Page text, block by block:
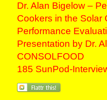
Dr. Alan Bigelow –
Cookers in the Solar
Performance
Presentation by Dr.
CONSOLFOOD
185 SunPod-